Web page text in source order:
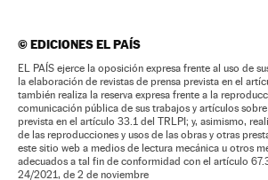
©EDICIONES EL PAÍS
EL PAÍS ejerce la oposición expresa frente al uso de
la elaboración de revistas de prensa prevista en el
también realiza la reserva expresa frente a la
comunicación pública de sus trabajos y artículos
prevista en el artículo 33.1 del TRLPI; y, asimismo,
de las reproducciones y usos de las obras y otras
este sitio web a medios de lectura mecánica u otros
adecuados a tal fin de conformidad con el artículo
24/2021, de 2 de noviembre